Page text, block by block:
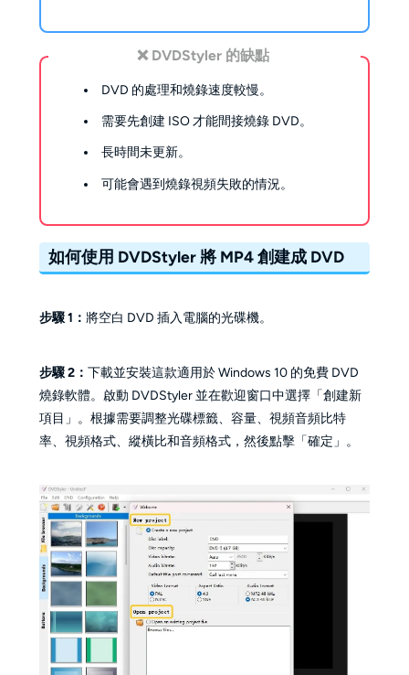
❌ DVDStyler 的缺點
DVD 的處理和燒錄速度較慢。
需要先創建 ISO 才能間接燒錄 DVD。
長時間未更新。
可能會遇到燒錄視頻失敗的情況。
如何使用 DVDStyler 將 MP4 創建成 DVD
步驟 1： 將空白 DVD 插入電腦的光碟機。
步驟 2： 下載並安裝這款適用於 Windows 10 的免費 DVD
燒錄軟體。啟動 DVDStyler 並在歡迎窗口中選擇「創建新
項目」。根據需要調整光碟標籤、容量、視頻音頻比特
率、視頻格式、縱橫比和音頻格式，然後點擊「確定」。